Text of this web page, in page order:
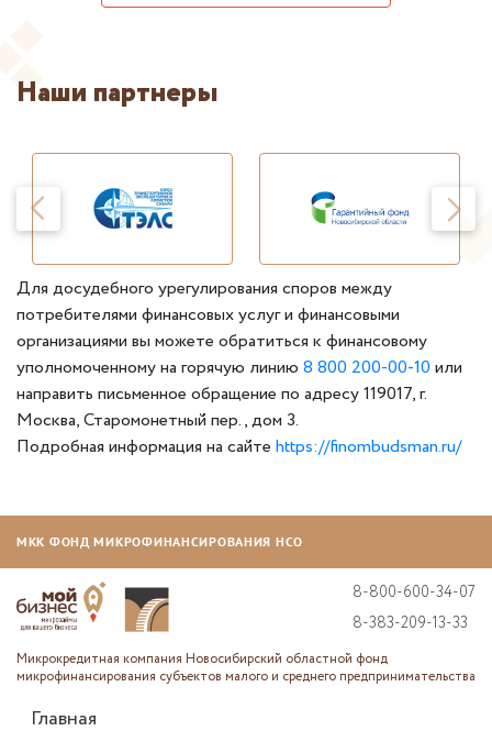
Наши партнеры
Для досудебного урегулирования споров между
потребителями финансовых услуг и финансовыми
организациями вы можете обратиться к финансовому
уполномоченному на горячую линию 8 800 200-00-10 или
направить письменное обращение по адресу 119017, г.
Москва, Старомонетный пер., дом 3.
Подробная информация на сайте https://finombudsman.ru/
МКК ФОНД МИКРОФИНАНСИРОВАНИЯ НСО
8-800-600-34-07
8-383-209-13-33
Микрокредитная компания Новосибирский областной фонд
микрофинансирования субъектов малого и среднего предпринимательства
Главная